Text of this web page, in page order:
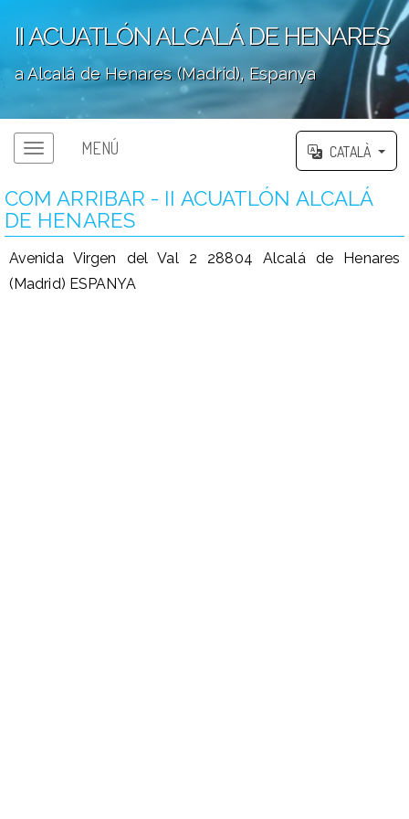
II ACUATLÓN ALCALÁ DE HENARES
a Alcalá de Henares (Madrid), Espanya
MENÚ CATALÀ
COM ARRIBAR - II ACUATLÓN ALCALÁ
DE HENARES
Avenida Virgen del Val 2 28804 Alcalá de Henares
(Madrid) ESPANYA